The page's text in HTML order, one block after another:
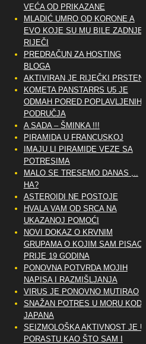
VEĆA OD PRIKAZANE
MLADIĆ UMRO OD KORONE A
EVO KOJE SU MU BILE ZADNJE
RIJEČI
PREDRAČUN ZA HOSTING
BLOGA
AKTIVIRAN JE RIJEČKI PRSTEN
KOMETA PANSTARRS U5 JE
ODMAH PORED POPLAVLJENIH
PODRUČJA
A SADA – ŠMINKA !!!
PIRAMIDA U FRANCUSKOJ
IMAJU LI PIRAMIDE VEZE SA
POTRESIMA
MALO SE TRESEMO DANAS ,..
HA?
ASTEROIDI NE POSTOJE
HVALA VAM OD SRCA NA
UKAZANOJ POMOĆI
NOVI DOKAZ O KRVNIM
GRUPAMA O KOJIM SAM PISAO
PRIJE 19 GODINA
PONOVNA POTVRDA MOJIH
NAPISA I RAZMIŠLJANJA
VIRUS JE PONOVNO MUTIRAO
SNAŽAN POTRES U MORU KOD
JAPANA
SEIZMOLOŠKA AKTIVNOST JE U
PORASTU KAO ŠTO SAM I